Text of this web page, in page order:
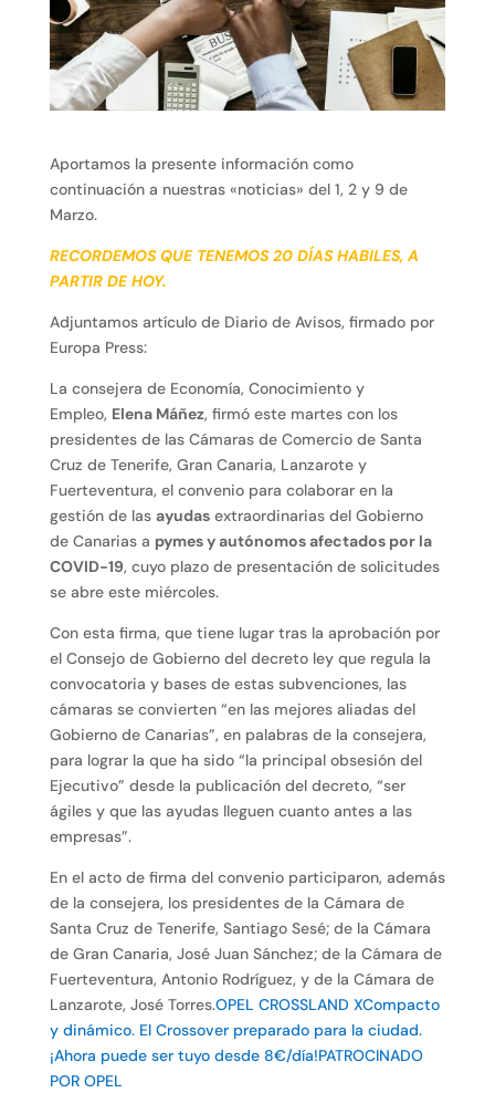
Aportamos la presente información como
continuación a nuestras «noticias» del 1, 2 y 9 de
Marzo.
RECORDEMOS QUE TENEMOS 20 DÍAS HABILES, A
PARTIR DE HOY.
Adjuntamos artículo de Diario de Avisos, firmado por
Europa Press:
La consejera de Economía, Conocimiento y
Empleo, Elena Máñez, firmó este martes con los
presidentes de las Cámaras de Comercio de Santa
Cruz de Tenerife, Gran Canaria, Lanzarote y
Fuerteventura, el convenio para colaborar en la
gestión de las ayudasextraordinarias del Gobierno
de Canarias a pymes y autónomos afectados por la
COVID-19, cuyo plazo de presentación de solicitudes
se abre este miércoles.
Con esta firma, que tiene lugar tras la aprobación por
el Consejo de Gobierno del decreto ley que regula la
convocatoria y bases de estas subvenciones, las
cámaras se convierten “en las mejores aliadas del
Gobierno de Canarias”, en palabras de la consejera,
para lograr la que ha sido “la principal obsesión del
Ejecutivo” desde la publicación del decreto, “ser
ágiles y que las ayudas lleguen cuanto antes a las
empresas”.
En el acto de firma del convenio participaron, además
de la consejera, los presidentes de la Cámara de
Santa Cruz de Tenerife, Santiago Sesé; de la Cámara
de Gran Canaria, José Juan Sánchez; de la Cámara de
Fuerteventura, Antonio Rodríguez, y de la Cámara de
Lanzarote, José Torres.OPEL CROSSLAND XCompacto
y dinámico. El Crossover preparado para la ciudad.
¡Ahora puede ser tuyo desde 8€/día!PATROCINADO
POR OPEL